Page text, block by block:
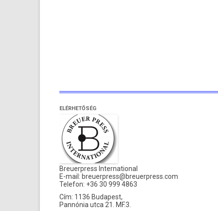
ELÉRHETŐSÉG
Breuerpress International
E-mail: breuerpress@breuerpress.com
Telefon: +36 30 999 4863
Cím: 1136 Budapest,
Pannónia utca 21. MF.3.